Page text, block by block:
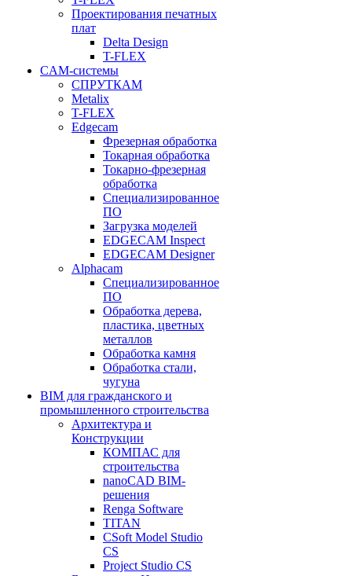
Проектирования печатных
плат
Delta Design
T-FLEX
CAM-системы
СПРУТКAM
Metalix
T-FLEX
Edgecam
Фрезерная обработка
Токарная обработка
Токарно-фрезерная
обработка
Специализированное
ПО
Загрузка моделей
EDGECAM Inspect
EDGECAM Designer
Alphacam
Специализированное
ПО
Обработка дерева,
пластика, цветных
металлов
Обработка камня
Обработка стали,
чугуна
BIM для гражданского и
промышленного строительства
Архитектура и
Конструкции
КОМПАС для
строительства
nanoCAD BIM-
решения
Renga Software
TITAN
CSoft Model Studio
CS
Project Studio CS